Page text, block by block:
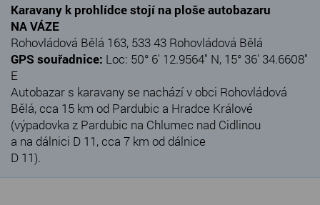
Karavany k prohlídce stojí na ploše autobazaru
NA VÁZE
Rohovládová Bělá 163, 533 43 Rohovládová Bělá
GPS souřadnice: Loc: 50° 6' 12.9564" N, 15° 36' 34.6608"
E
Autobazar s karavany se nachází v obci Rohovládová
Bělá, cca 15 km od Pardubic a Hradce Králové
(výpadovka z Pardubic na Chlumec nad Cidlinou
a na dálnici D 11, cca 7 km od dálnice
D 11).